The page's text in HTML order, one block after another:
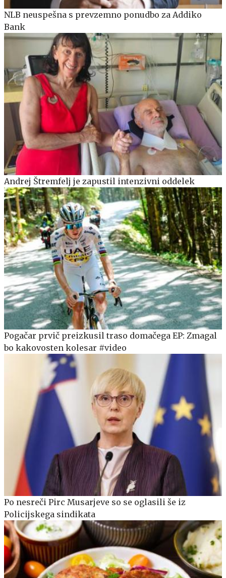
NLB neuspešna s prevzemno ponudbo za Addiko
Bank
Andrej Štremfelj je zapustil intenzivni oddelek
Pogačar prvič preizkusil traso domačega EP: Zmagal
bo kakovosten kolesar #video
Po nesreči Pirc Musarjeve so se oglasili še iz
Policijskega sindikata